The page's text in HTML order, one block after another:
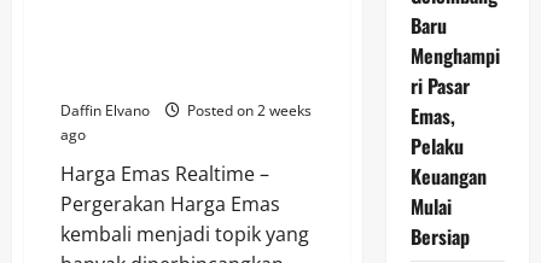
Daffin Elvano
Posted on 2 weeks
ago
Harga Emas Realtime –
Pergerakan Harga Emas
kembali menjadi topik yang
Baru
Menghampi
ri Pasar
Emas,
Pelaku
Keuangan
Mulai
Bersiap